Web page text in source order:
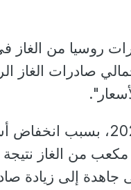
صادرات
ولكن الصورة اختلفت في العام
بـ 90 مليار متر مكعب من
جاهدة إلى زيادة